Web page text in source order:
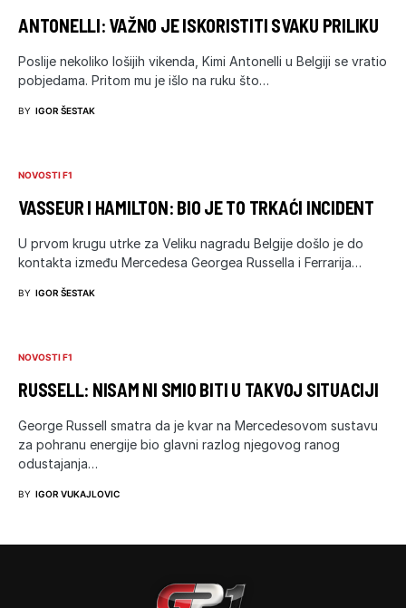
ANTONELLI: VAŽNO JE ISKORISTITI SVAKU PRILIKU
Poslije nekoliko lošijih vikenda, Kimi Antonelli u Belgiji se vratio
pobjedama. Pritom mu je išlo na ruku što…
BY IGOR ŠESTAK
NOVOSTI F1
VASSEUR I HAMILTON: BIO JE TO TRKAĆI INCIDENT
U prvom krugu utrke za Veliku nagradu Belgije došlo je do
kontakta između Mercedesa Georgea Russella i Ferrarija…
BY IGOR ŠESTAK
NOVOSTI F1
RUSSELL: NISAM NI SMIO BITI U TAKVOJ SITUACIJI
George Russell smatra da je kvar na Mercedesovom sustavu
za pohranu energije bio glavni razlog njegovog ranog
odustajanja…
BY IGOR VUKAJLOVIC